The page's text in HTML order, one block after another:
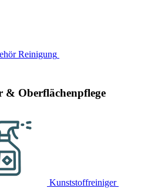
Reinigung
& Oberflächenpflege
Kunststoffreiniger